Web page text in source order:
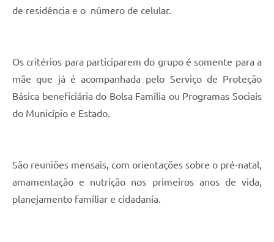
de residência e o número de celular.
Os critérios para participarem do grupo é somente para a
mãe que já é acompanhada pelo Serviço de Proteção
Básica beneficiária do Bolsa Família ou Programas Sociais
do Município e Estado.
São reuniões mensais, com orientações sobre o pré-natal,
amamentação e nutrição nos primeiros anos de vida,
planejamento familiar e cidadania.